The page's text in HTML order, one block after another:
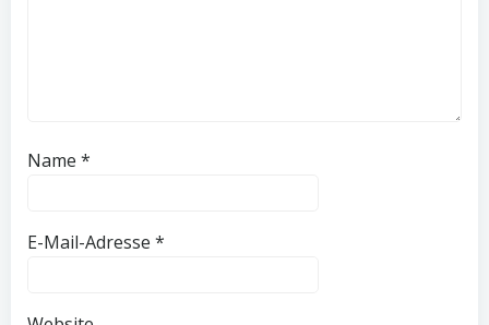
Name *
E-Mail-Adresse *